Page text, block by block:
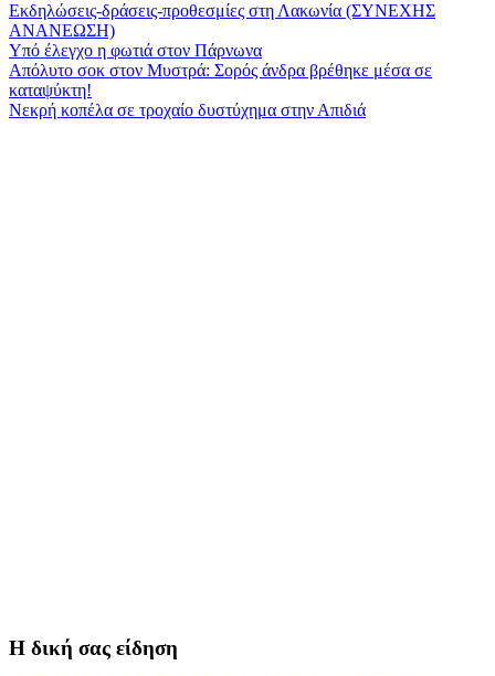
Εκδηλώσεις-δράσεις-προθεσμίες στη Λακωνία (ΣΥΝΕΧΗΣ
ΑΝΑΝΕΩΣΗ)
Υπό έλεγχο η φωτιά στον Πάρνωνα
Απόλυτο σοκ στον Μυστρά: Σορός άνδρα βρέθηκε μέσα σε
καταψύκτη!
Νεκρή κοπέλα σε τροχαίο δυστύχημα στην Απιδιά
Η δική σας είδηση